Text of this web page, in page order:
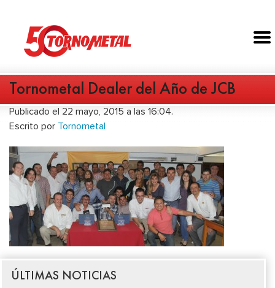
Tornometal Dealer del Año de JCB
Publicado el 22 mayo, 2015 a las 16:04.
Escrito por Tornometal
ÚLTIMAS NOTICIAS